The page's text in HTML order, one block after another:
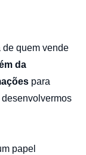
de quem vende
da
para
papel